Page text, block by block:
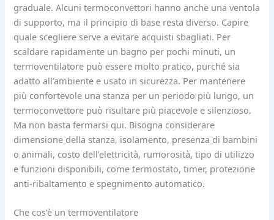
graduale. Alcuni termoconvettori hanno anche una ventola
di supporto, ma il principio di base resta diverso. Capire
quale scegliere serve a evitare acquisti sbagliati. Per
scaldare rapidamente un bagno per pochi minuti, un
termoventilatore può essere molto pratico, purché sia
adatto all’ambiente e usato in sicurezza. Per mantenere
più confortevole una stanza per un periodo più lungo, un
termoconvettore può risultare più piacevole e silenzioso.
Ma non basta fermarsi qui. Bisogna considerare
dimensione della stanza, isolamento, presenza di bambini
o animali, costo dell’elettricità, rumorosità, tipo di utilizzo
e funzioni disponibili, come termostato, timer, protezione
anti-ribaltamento e spegnimento automatico.
Che cos’è un termoventilatore